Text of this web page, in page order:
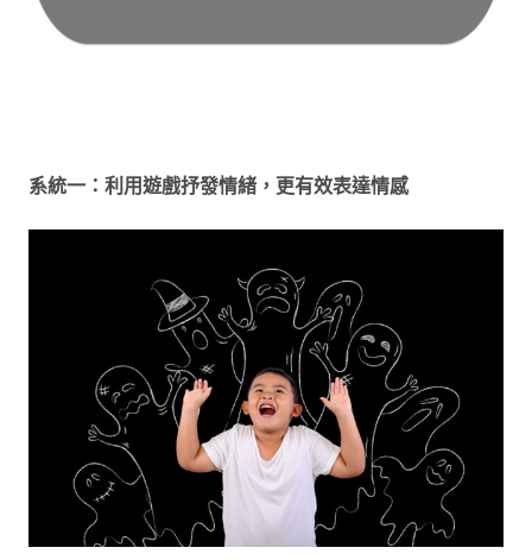
系統一：利用遊戲抒發情緒，更有效表達情感